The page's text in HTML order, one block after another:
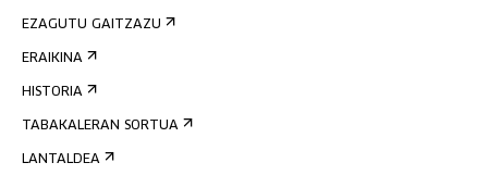
EZAGUTU GAITZAZU
ERAIKINA
HISTORIA
TABAKALERAN SORTUA
LANTALDEA